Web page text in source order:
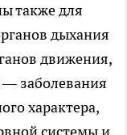
также для
дыхания
движения,
заболевания
характера,